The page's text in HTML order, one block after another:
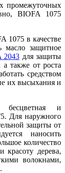
промежуточных
BIOFA 1075
1075 в качестве
масло защитное
2043 для защиты
а также от роста
средством
их высыхания и
бесцветная и
Для наружного
защиты от
наносить
количество
красоту дерева,
волокнами,